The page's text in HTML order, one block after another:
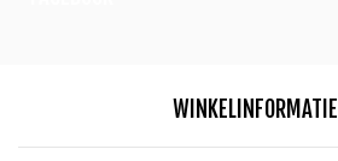
WINKELINFORMATIE